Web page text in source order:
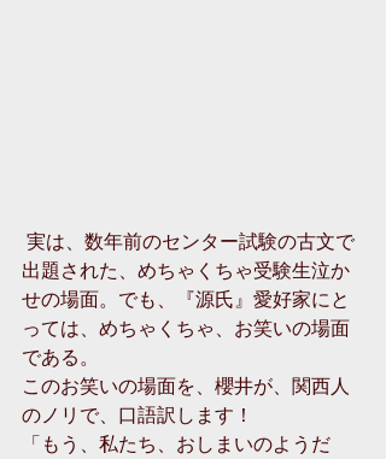
出題された、めちゃくちゃ受験生泣か
せの場面。でも、『源氏』愛好家にと
っては、めちゃくちゃ、お笑いの場面
である。
このお笑いの場面を、櫻井が、関西人
のノリで、口語訳します！
「もう、私たち、おしまいのようだ